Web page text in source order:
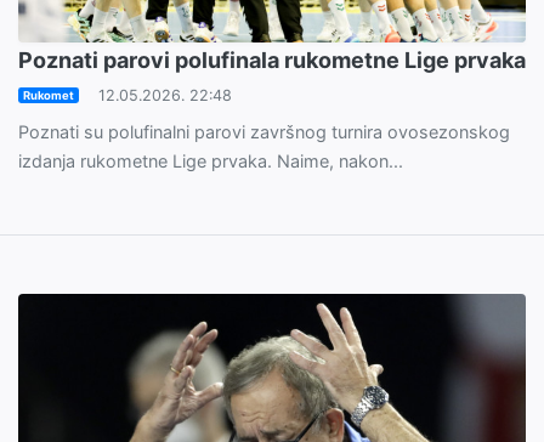
Poznati parovi polufinala rukometne Lige prvaka
Rukomet 12.05.2026. 22:48
Poznati su polufinalni parovi završnog turnira ovosezonskog
izdanja rukometne Lige prvaka. Naime, nakon...